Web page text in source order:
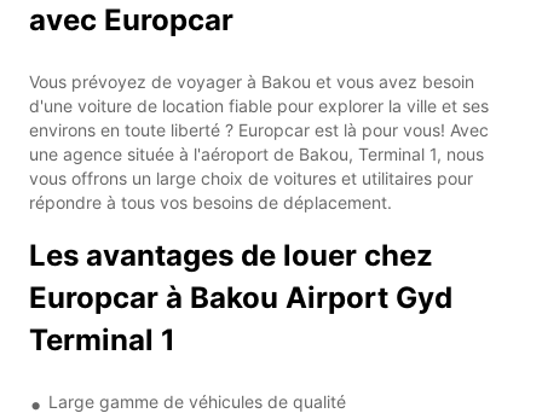
avec Europcar
Vous prévoyez de voyager à Bakou et vous avez besoin
d'une voiture de location fiable pour explorer la ville et ses
environs en toute liberté ? Europcar est là pour vous! Avec
une agence située à l'aéroport de Bakou, Terminal 1, nous
vous offrons un large choix de voitures et utilitaires pour
répondre à tous vos besoins de déplacement.
Les avantages de louer chez
Europcar à Bakou Airport Gyd
Terminal 1
Large gamme de véhicules de qualité